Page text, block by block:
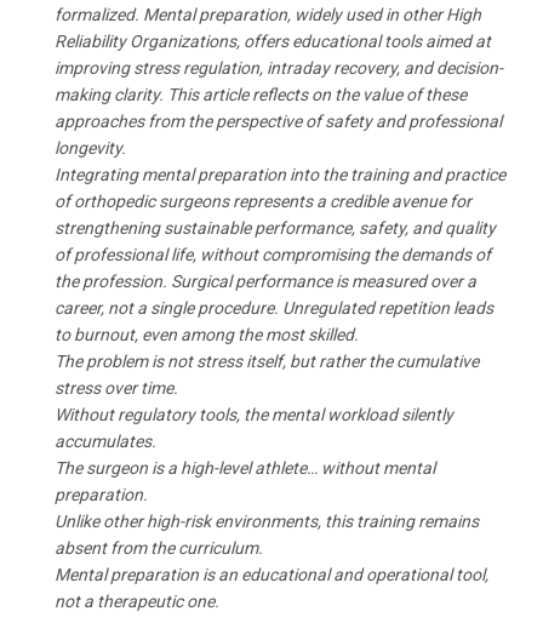
formalized. Mental preparation, widely used in other High
Reliability Organizations, offers educational tools aimed at
improving stress regulation, intraday recovery, and decision-
making clarity. This article reflects on the value of these
approaches from the perspective of safety and professional
longevity.
Integrating mental preparation into the training and practice
of orthopedic surgeons represents a credible avenue for
strengthening sustainable performance, safety, and quality
of professional life, without compromising the demands of
the profession. Surgical performance is measured over a
career, not a single procedure. Unregulated repetition leads
to burnout, even among the most skilled.
The problem is not stress itself, but rather the cumulative
stress over time.
Without regulatory tools, the mental workload silently
accumulates.
The surgeon is a high-level athlete… without mental
preparation.
Unlike other high-risk environments, this training remains
absent from the curriculum.
Mental preparation is an educational and operational tool,
not a therapeutic one.